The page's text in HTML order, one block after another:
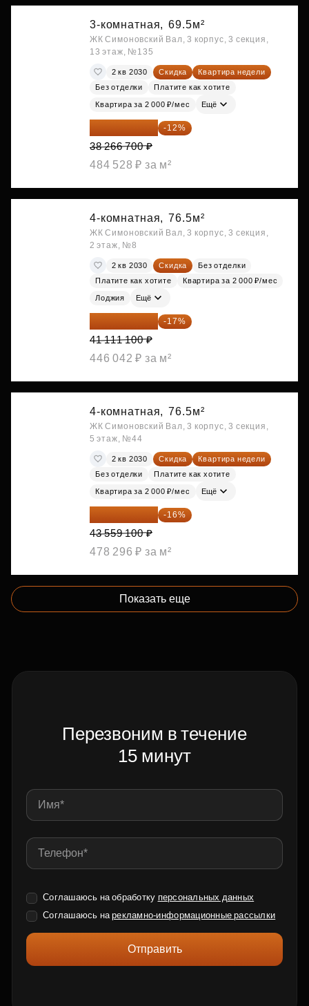
3-комнатная, 69.5м²
ЖК Симоновский Вал, 3 корпус, 3 секция,
13 этаж, №135
2 кв 2030 Скидка
Квартира недели
Без отделки
Платите как хотите
Квартира за 2 000 ₽/мес Ещё
33 674 696 ₽ -12%
38 266 700 ₽
484 528 ₽ за м²
4-комнатная, 76.5м²
ЖК Симоновский Вал, 3 корпус, 3 секция,
2 этаж, №8
2 кв 2030 Скидка
Без отделки
Платите как хотите
Квартира за 2 000 ₽/мес
Лоджия Ещё
34 122 213 ₽ -17%
41 111 100 ₽
446 042 ₽ за м²
4-комнатная, 76.5м²
ЖК Симоновский Вал, 3 корпус, 3 секция,
5 этаж, №44
2 кв 2030 Скидка
Квартира недели
Без отделки
Платите как хотите
Квартира за 2 000 ₽/мес Ещё
36 589 644 ₽ -16%
43 559 100 ₽
478 296 ₽ за м²
Показать еще
Перезвоним в течение
15 минут
Соглашаюсь на обработку персональных данных
Соглашаюсь нарекламно-информационные рассылки
Отправить